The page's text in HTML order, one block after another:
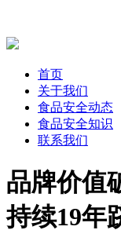
首页
关于我们
食品安全动态
食品安全知识
联系我们
品牌价值
持续19年